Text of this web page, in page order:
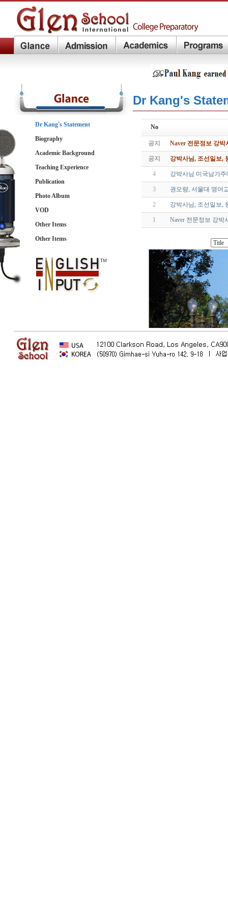
Dr Kang's Statement
Biography
Academic Background
Teaching Experience
Publication
Photo Album
VOD
Other Items
Other Items
Dr Kang's
No
공지 Naver 전문정보 강
공지 강박사님, 조선일보,
4 강박사님 미국남가주
3 권오량, 서울대 영어
2 강박사님, 조선일보,
1 Naver 전문정보 강